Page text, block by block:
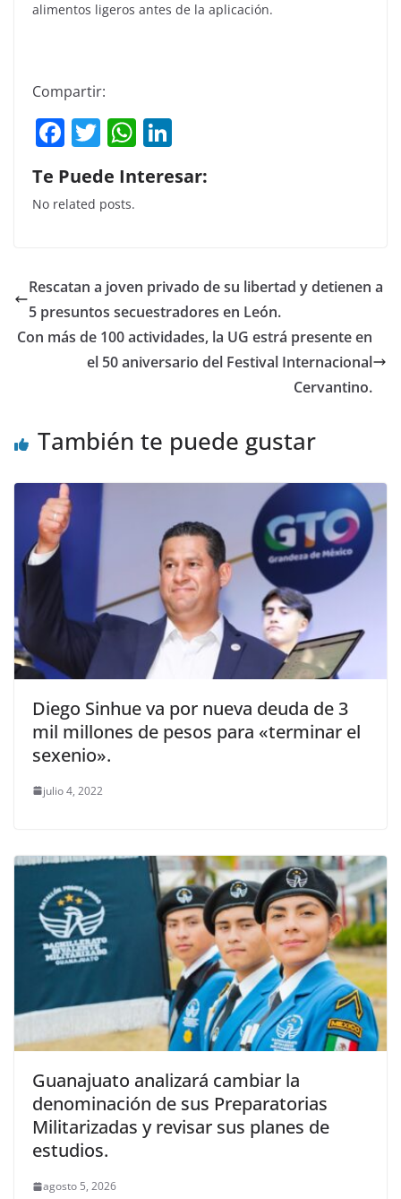
alimentos ligeros antes de la aplicación.
Compartir:
F
a
c
e
o
o
k
T
w
itt
er
W
h
at
p
p
k
n
Te Puede Interesar:
No related posts.
Rescatan a joven privado de su libertad y detienen a
5 presuntos secuestradores en León.
Con más de 100 actividades, la UG estrá presente en
el 50 aniversario del Festival Internacional
Cervantino.
También te puede gustar
Diego Sinhue va por nueva deuda de 3
mil millones de pesos para «terminar el
sexenio».
julio 4, 2022
Guanajuato analizará cambiar la
denominación de sus Preparatorias
Militarizadas y revisar sus planes de
estudios.
agosto 5, 2026